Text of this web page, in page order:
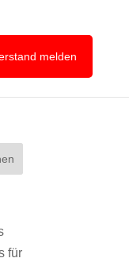
melden
für